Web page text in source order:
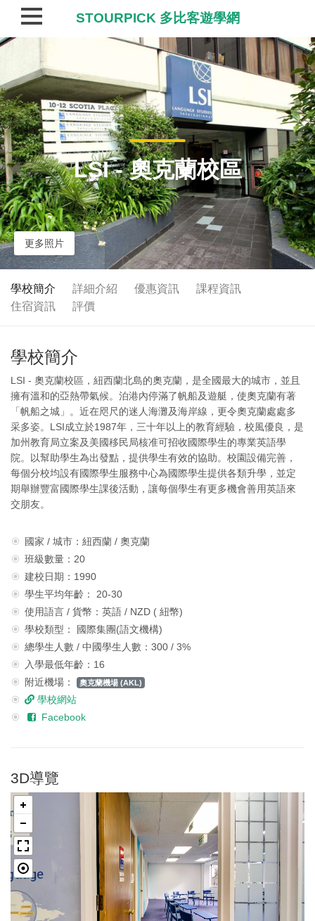
LSI - 奧克蘭校區
更多照片
學校簡介 詳細介紹 優惠資訊
課程資訊
住宿資訊
評價
學校簡介
LSI - 奧克蘭校區，紐西蘭北島的奧克蘭，是全國最大的城市，並且
擁有溫和的亞熱帶氣候。泊港內停滿了帆船及遊艇，使奧克蘭有著
「帆船之城」。近在咫尺的迷人海灘及海岸線，更令奧克蘭處處多
采多姿。LSI成立於1987年，三十年以上的教育經驗，校風優良，是
加州教育局立案及美國移民局核准可招收國際學生的專業英語學
院。以幫助學生為出發點，提供學生有效的協助。校園設備完善，
每個分校均設有國際學生服務中心為國際學生提供各類升學，並定
期舉辦豐富國際學生課後活動，讓每個學生有更多機會善用英語來
交朋友。
國家 / 城市：紐西蘭 / 奧克蘭
班級數量：20
建校日期：1990
學生平均年齡： 20-30
使用語言 / 貨幣：英語 / NZD ( 紐幣)
學校類型： 國際集團(語文機構)
總學生人數 / 中國學生人數：300 / 3%
入學最低年齡：16
附近機場：
奧克蘭機場 (AKL)
學校網站
Facebook
3D導覽
STOURPICK 多比客遊學網